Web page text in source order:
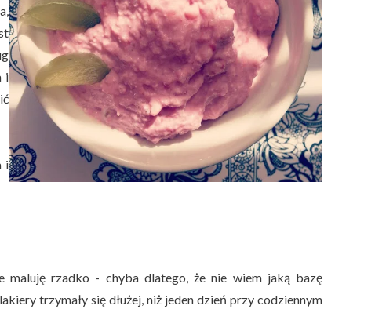
i
i
maluję rzadko - chyba dlatego, że nie wiem jaką bazę
trzymały się dłużej, niż jeden dzień przy codziennym